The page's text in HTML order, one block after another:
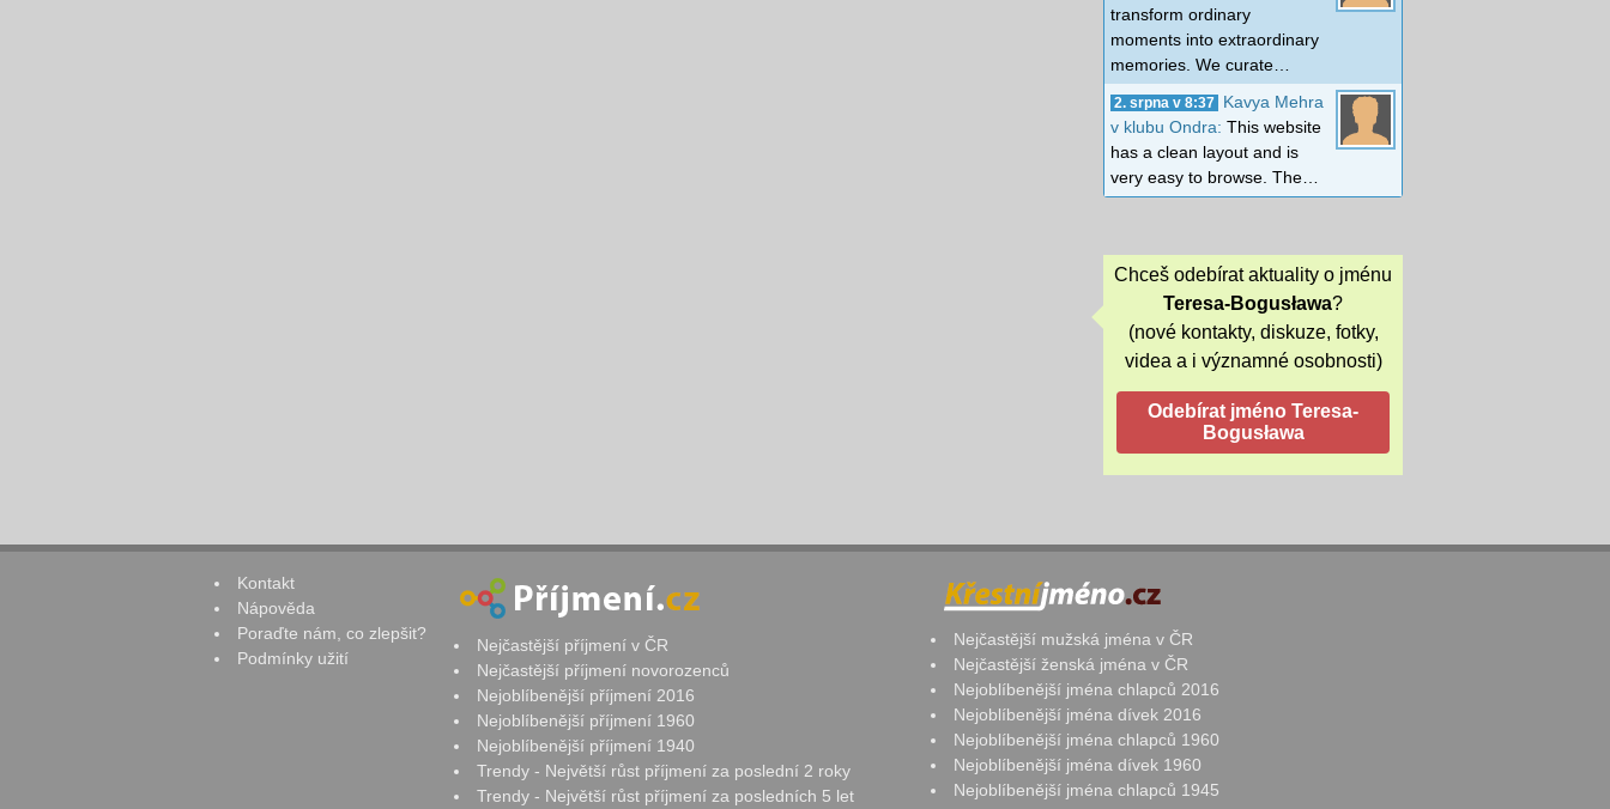
transform ordinary
moments into extraordinary
memories. We curate…
2. srpna v 8:37
Kavya Mehra
v klubu Ondra: This website
has a clean layout and is
very easy to browse. The…
Chceš odebírat aktuality o jménu
Teresa-Bogusława?
(nové kontakty, diskuze, fotky,
videa a i významné osobnosti)
Kontakt
Nápověda
Poraďte nám, co zlepšit?
Podmínky užití
Nejčastější příjmení v ČR
Nejčastější příjmení novorozenců
Nejoblíbenější příjmení 2016
Nejoblíbenější příjmení 1960
Nejoblíbenější příjmení 1940
Trendy - Největší růst příjmení za poslední 2 roky
Trendy - Největší růst příjmení za posledních 5 let
Nejčastější mužská jména v ČR
Nejčastější ženská jména v ČR
Nejoblíbenější jména chlapců 2016
Nejoblíbenější jména dívek 2016
Nejoblíbenější jména chlapců 1960
Nejoblíbenější jména dívek 1960
Nejoblíbenější jména chlapců 1945